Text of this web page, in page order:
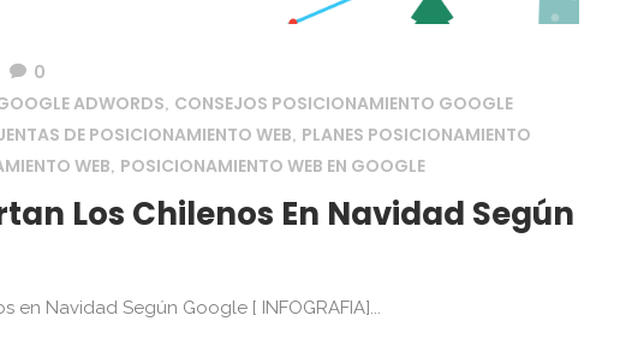
0
ADWORDS, CONSEJOS POSICIONAMIENTO GOOGLE
DE POSICIONAMIENTO WEB, PLANES POSICIONAMIENTO
WEB, POSICIONAMIENTO WEB EN GOOGLE
Los Chilenos En Navidad Según
en Navidad Según Google [ INFOGRAFIA]...